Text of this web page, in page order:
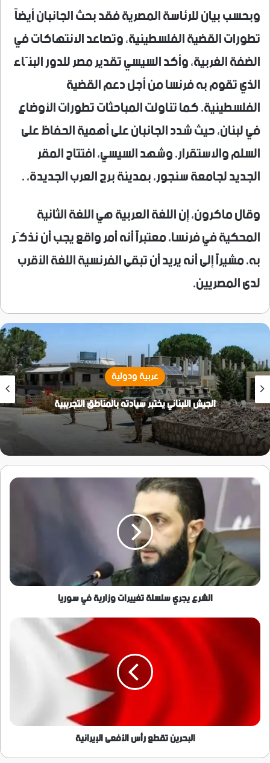
وبحسب بيان للرئاسة المصرية فقد بحث الجانبان أيضاً
تطورات القضية الفلسطينية، وتصاعد الانتهاكات في
الضفة الغربية، وأكد السيسي تقدير مصر للدور البنّاء
الذي تقوم به فرنسا من أجل دعم القضية
الفلسطينية. كما تناولت المباحثات تطورات الأوضاع
في لبنان، حيث شدد الجانبان على أهمية الحفاظ على
السلم والاستقرار. وشهد السيسي، افتتاح المقر
الجديد لجامعة سنجور، بمدينة برج العرب الجديدة، .
وقال ماكرون، إن اللغة العربية هي اللغة الثانية
المحكية في فرنسا، معتبراً أنه أمر واقع يجب أن نذكّر
به، مشيراً إلى أنه يريد أن تبقى الفرنسية اللغة الأقرب
لدى المصريين.
عربية ودولية
الجيش اللبناني يختبر سيادته بالمناطق التجريبية
الشرع
سلسلة
تغييرات
وزارية
في
سوريا
الشرع يجري سلسلة تغييرات وزارية في سوريا
البحرين
تقطعرأس
الأفعى
الإيرانية
البحرين تقطع رأس الأفعى الإيرانية